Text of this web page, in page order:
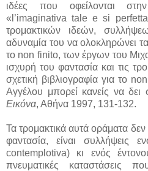
ιδέες που οφείλονται
«l’imaginativa tale e si
τρομακτικών ιδεών,
αδυναμία του να ολοκληρώνει
το non finito, των έργων του
ισχυρή του φαντασία και τις
σχετική βιβλιογραφία για το
Αγγέλου μπορεί κανείς να
Εικόνα, Αθήνα 1997, 131-132.
Τα τρομακτικά αυτά οράματα
φαντασία, είναι συλλήψεις
contemplotiva) κι ενός
πνευματικές καταστάσεις